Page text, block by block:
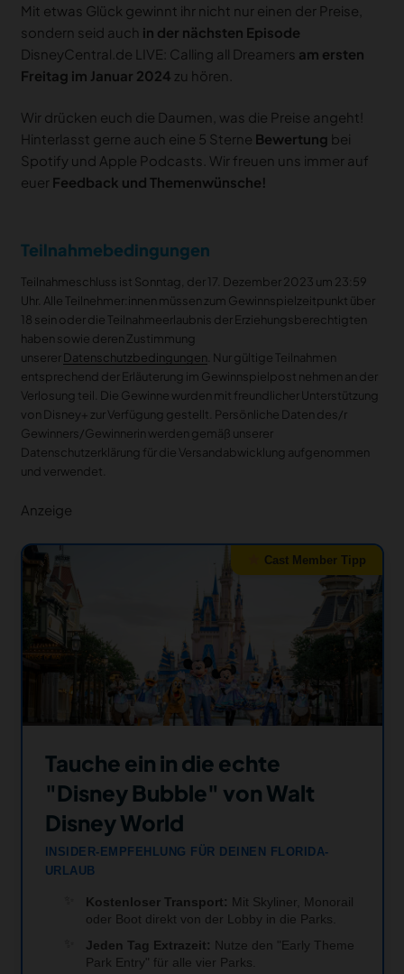
Mit etwas Glück gewinnt ihr nicht nur einen der Preise,
sondern seid auch in der nächsten Episode
DisneyCentral.de LIVE: Calling all Dreamers am ersten
Freitag im Januar 2024 zu hören.
Wir drücken euch die Daumen, was die Preise angeht!
Hinterlasst gerne auch eine 5 Sterne Bewertung bei
Spotify und Apple Podcasts. Wir freuen uns immer auf
euer Feedback und Themenwünsche!
Teilnahmebedingungen
Teilnahmeschluss ist Sonntag, der 17. Dezember 2023 um 23:59
Uhr. Alle Teilnehmer:innen müssen zum Gewinnspielzeitpunkt über
18 sein oder die Teilnahmeerlaubnis der Erziehungsberechtigten
haben sowie deren Zustimmung
unsererDatenschutzbedingungen . Nur gültige Teilnahmen
entsprechend der Erläuterung im Gewinnspielpost nehmen an der
Verlosung teil. Die Gewinne wurden mit freundlicher Unterstützung
von Disney+ zur Verfügung gestellt. Persönliche Daten des/r
Gewinners/Gewinnerin werden gemäß unserer
Datenschutzerklärung für die Versandabwicklung aufgenommen
und verwendet.
Anzeige
Cast Member Tipp
Tauche ein in die echte
"Disney Bubble" von Walt
Disney World
INSIDER-EMPFEHLUNG FÜR DEINEN FLORIDA-
URLAUB
Kostenloser Transport: Mit Skyliner, Monorail
oder Boot direkt von der Lobby in die Parks.
Jeden Tag Extrazeit: Nutze den "Early Theme
Park Entry" für alle vier Parks.